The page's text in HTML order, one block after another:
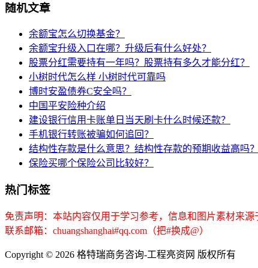
随机文章
余额宝怎么切换基金？
余额宝升级入口在哪？升级后有什么好处？
股票分红需要持有一年吗？股票持有多久才能分红？
小树时代怎么样 小树时代可靠吗
博时安盈债券C安全吗？
中国平安险种介绍
建设银行信用卡账单日当天刷卡什么时候还款？
手机银行转账被骗如何追回？
结构性存款是什么意思？结构性存款的预期收益高吗？
保险买哪个保险公司比较好？
热门标签
免责声明：本站内容仅用于学习参考，信息和图片素材来
联系邮箱：chuangshanghai#qq.com（把#换成@）
Copyright © 2026 格特瑞商务咨询-工程亮资网 版权所有